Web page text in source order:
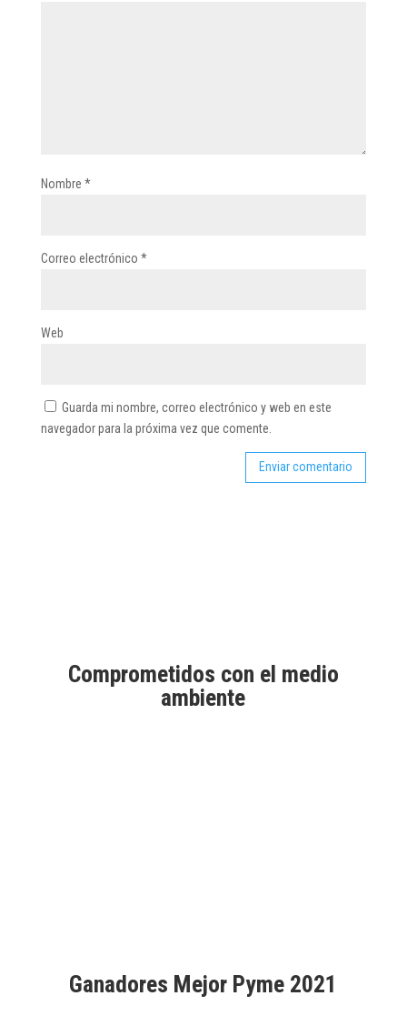
Nombre *
Correo electrónico *
Web
Guarda mi nombre, correo electrónico y web en este
navegador para la próxima vez que comente.
Comprometidos con el medio
ambiente
Ganadores Mejor Pyme 2021